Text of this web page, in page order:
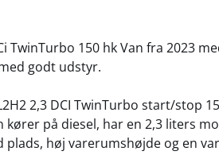
150 hk Van fra 2023
godt udstyr.
2,3 DCI TwinTurbo start/stop
på diesel, har en 2,3 liters
høj varerumshøjde og en